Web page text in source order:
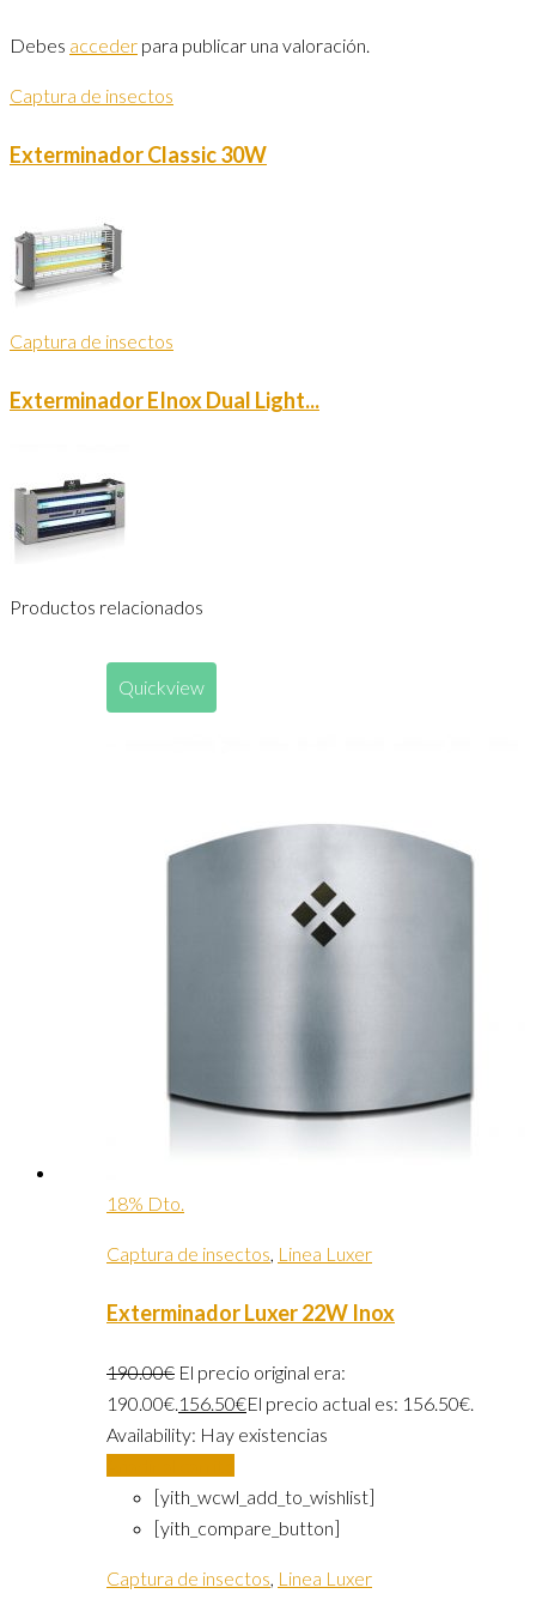
Debes acceder para publicar una valoración.
Captura de insectos
Exterminador Classic 30W
Captura de insectos
Exterminador EInox Dual Light...
Productos relacionados
Quickview
18% Dto.
Captura de insectos, Linea Luxer
Exterminador Luxer 22W Inox
190.00€ El precio original era:
190.00€.156.50€El precio actual es: 156.50€.
Availability: Hay existencias
[yith_wcwl_add_to_wishlist]
[yith_compare_button]
Captura de insectos, Linea Luxer